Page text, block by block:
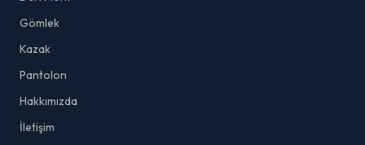
Gömlek
Kazak
Pantolon
Hakkımızda
İletişim